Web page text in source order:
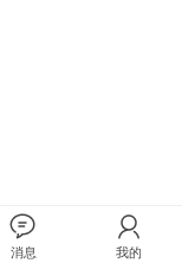
消息 我的